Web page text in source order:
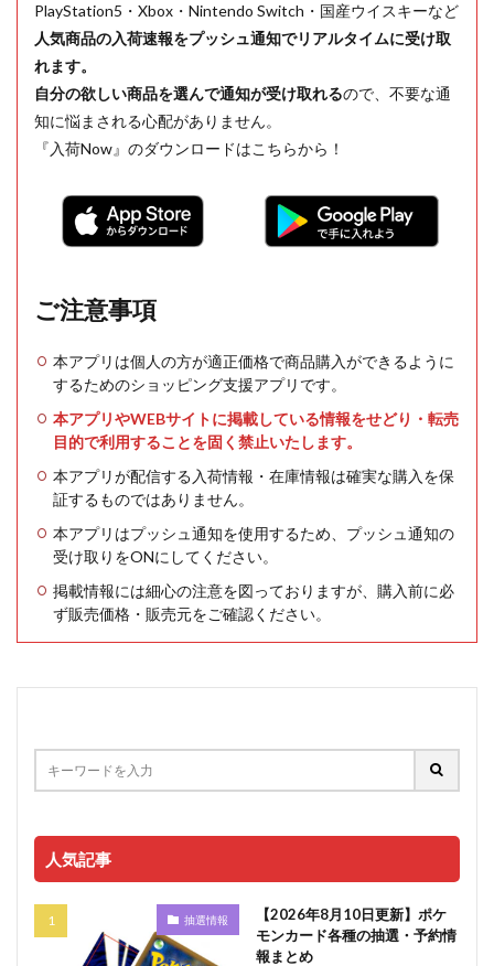
PlayStation5・Xbox・Nintendo Switch・国産ウイスキーなど
人気商品の入荷速報をプッシュ通知でリアルタイムに受け取
れます。
自分の欲しい商品を選んで通知が受け取れるので、不要な通
知に悩まされる心配がありません。
『入荷Now』のダウンロードはこちらから！
ご注意事項
本アプリは個人の方が適正価格で商品購入ができるように
するためのショッピング支援アプリです。
本アプリやWEBサイトに掲載している情報をせどり・転売
目的で利用することを固く禁止いたします。
本アプリが配信する入荷情報・在庫情報は確実な購入を保
証するものではありません。
本アプリはプッシュ通知を使用するため、プッシュ通知の
受け取りをONにしてください。
掲載情報には細心の注意を図っておりますが、購入前に必
ず販売価格・販売元をご確認ください。
人気記事
抽選情報
【2026年8月10日更新】ポケ
モンカード各種の抽選・予約情
報まとめ